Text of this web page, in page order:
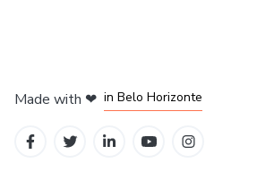
Made with ❤ in Belo Horizonte